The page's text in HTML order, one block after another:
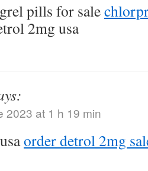
pills for sale
2mg usa
2023 at 1 h 19 min
order detrol 2mg